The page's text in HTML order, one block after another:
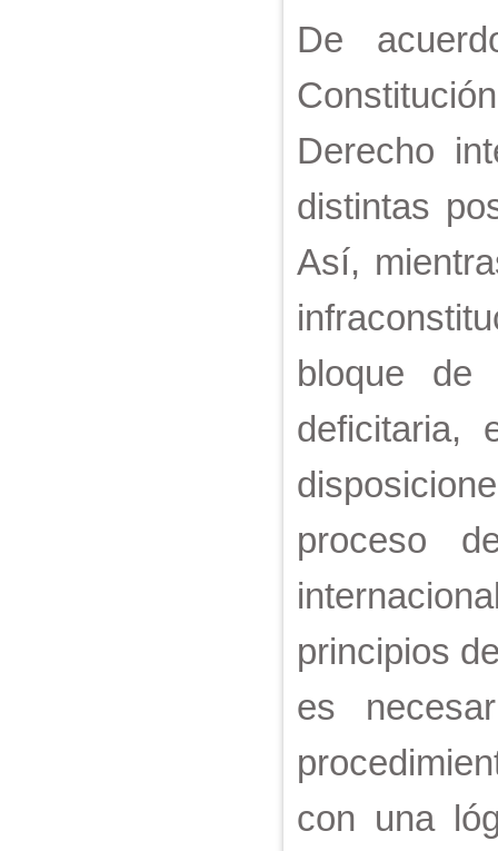
De
Derecho
distintas
Así,
bloque de
deficitaria,
proceso
principios
es
con una